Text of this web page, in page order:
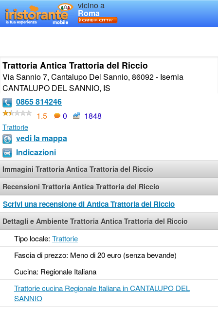
vicino a
Roma
Trattoria Antica Trattoria del Riccio
Via Sannio 7, Cantalupo Del Sannio, 86092 - Isernia
CANTALUPO DEL SANNIO, IS
0865 814246
1.5
0 1848
Trattorie
vedi la mappa
Indicazioni
Immagini Trattoria Antica Trattoria del Riccio
Recensioni Trattoria Antica Trattoria del Riccio
Scrivi una recensione di Antica Trattoria del Riccio
Dettagli e Ambiente Trattoria Antica Trattoria del Riccio
Tipo locale: Trattorie
Fascia di prezzo: Meno di 20 euro (senza bevande)
Cucina: Regionale Italiana
Trattorie cucina Regionale Italiana in CANTALUPO DEL
SANNIO